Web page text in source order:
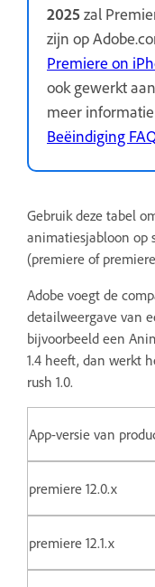
2025zal
zijn op
Premiere on
ook gewerkt
meer
Beëindiging
Gebruik deze tabel
animatiesjabloon op
(premiere of
Adobe voegt de
detailweergave van
bijvoorbeeld een
1.4 heeft, dan werkt
rush 1.0.
App-versie van
premiere 12.0.x
premiere 12.1.x